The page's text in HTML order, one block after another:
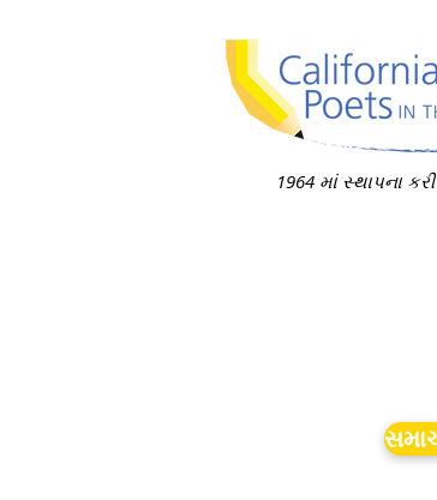
1964 માં સ્થાપના કરી